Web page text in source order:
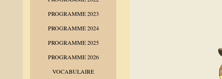
PROGRAMME 2023
PROGRAMME 2024
PROGRAMME 2025
PROGRAMME 2026
VOCABULAIRE